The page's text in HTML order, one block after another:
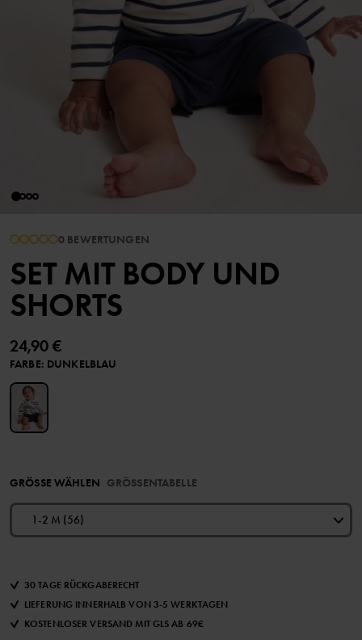
0 BEWERTUNGEN
SET MIT BODY UND
SHORTS
24,90 €
FARBE: DUNKELBLAU
GRÖSSE WÄHLEN GRÖSSENTABELLE
1-2 M (56)
30 TAGE RÜCKGABERECHT
LIEFERUNG INNERHALB VON 3-5 WERKTAGEN
KOSTENLOSER VERSAND MIT GLS AB 69€